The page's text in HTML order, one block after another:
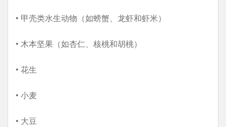
• 甲壳类水生动物（如螃蟹、龙虾和虾米）
• 木本坚果（如杏仁、核桃和胡桃）
• 花生
• 小麦
• 大豆